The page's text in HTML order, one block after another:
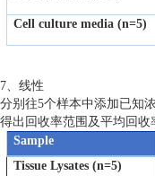
Cell culture media (n=5)
7、线性
分别往5个样本中添加已知
得出回收率范围及平均回收
Sample
Tissue Lysates (n=5)